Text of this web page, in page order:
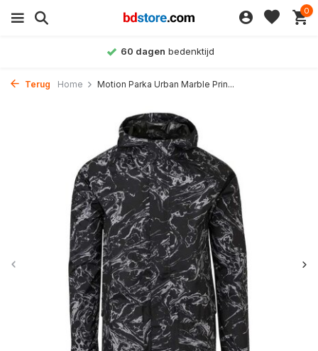
0
bedenktijd
Terug Home Motion Parka Urban Marble Prin...